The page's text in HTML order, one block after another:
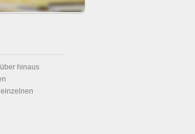
hinaus